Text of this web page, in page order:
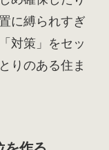
に縛られすぎ
対策」をセッ
りのある住ま